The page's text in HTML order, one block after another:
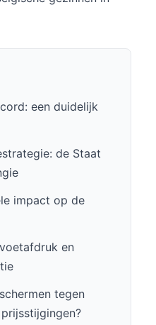
een duidelijk
de Staat
impact op de
en
tegen